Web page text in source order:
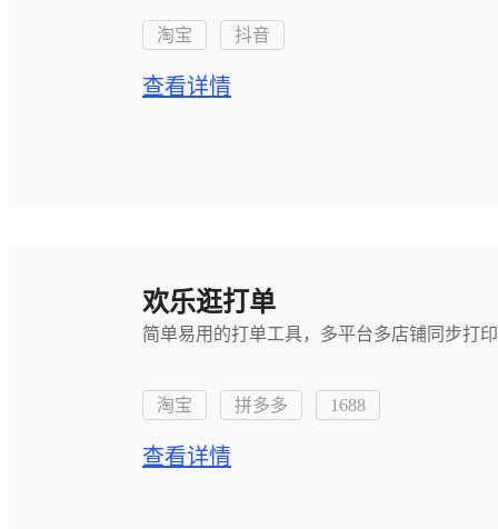
淘宝 抖音
查看详情
欢乐逛打单
简单易用的打单工具，多平台多店铺同步打印
淘宝 拼多多 1688
查看详情